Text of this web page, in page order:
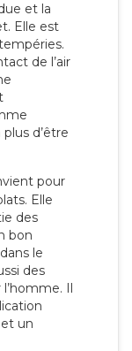
et la
Elle est
de l’air
d’être
pour
Elle
des
bon
le
des
Il
un